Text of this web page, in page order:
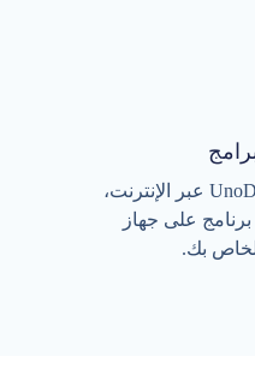
يعمل UnoDown Online Downloader عبر الإنترنت،
على جهاز
الخاص بك.